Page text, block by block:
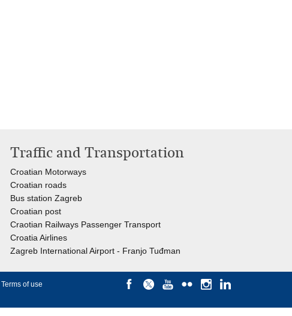
Traffic and Transportation
Croatian Motorways
Croatian roads
Bus station Zagreb
Croatian post
Craotian Railways Passenger Transport
Croatia Airlines
Zagreb International Airport - Franjo Tuđman
Terms of use